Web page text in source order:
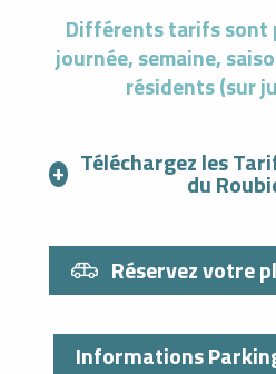
Différents tarifs sont
journée, semaine,
résidents (sur
Téléchargez les
du
Réservez votre
Informations